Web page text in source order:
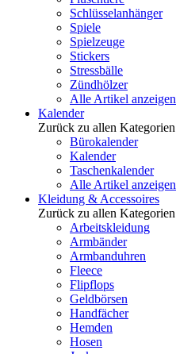
Schlüsselanhänger
Spiele
Spielzeuge
Stickers
Stressbälle
Zündhölzer
Alle Artikel anzeigen
Kalender
Zurück zu allen Kategorien
Bürokalender
Kalender
Taschenkalender
Alle Artikel anzeigen
Kleidung & Accessoires
Zurück zu allen Kategorien
Arbeitskleidung
Armbänder
Armbanduhren
Fleece
Flipflops
Geldbörsen
Handfächer
Hemden
Hosen